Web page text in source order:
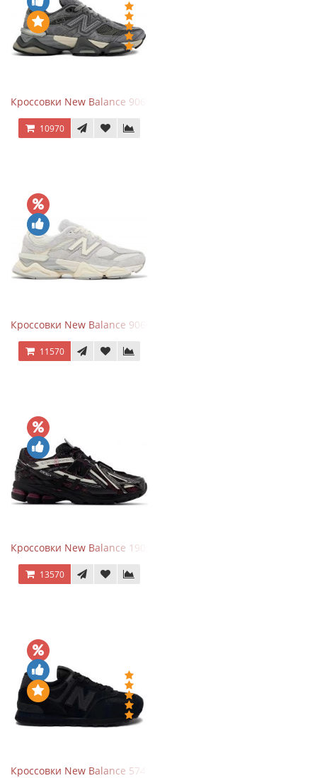
Кроссовки New Balance 9060 x Joe Freshgoods Dark Grey
10970
Кроссовки New Balance 9060 Quartz Grey
11570
Кроссовки New Balance 1906A Dragon Berry
13570
Кроссовки New Balance 574 All Black